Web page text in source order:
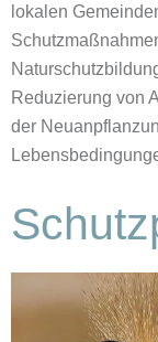
lokalen
Reduzierung von
der